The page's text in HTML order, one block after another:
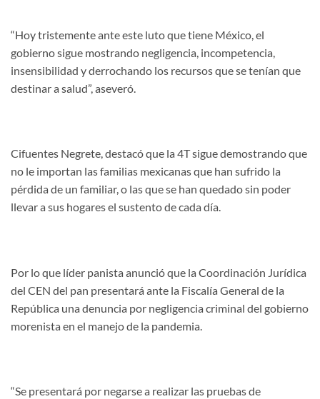
“Hoy tristemente ante este luto que tiene México, el
gobierno sigue mostrando negligencia, incompetencia,
insensibilidad y derrochando los recursos que se tenían que
destinar a salud”, aseveró.
Cifuentes Negrete, destacó que la 4T sigue demostrando que
no le importan las familias mexicanas que han sufrido la
pérdida de un familiar, o las que se han quedado sin poder
llevar a sus hogares el sustento de cada día.
Por lo que líder panista anunció que la Coordinación Jurídica
del CEN del pan presentará ante la Fiscalía General de la
República una denuncia por negligencia criminal del gobierno
morenista en el manejo de la pandemia.
“Se presentará por negarse a realizar las pruebas de